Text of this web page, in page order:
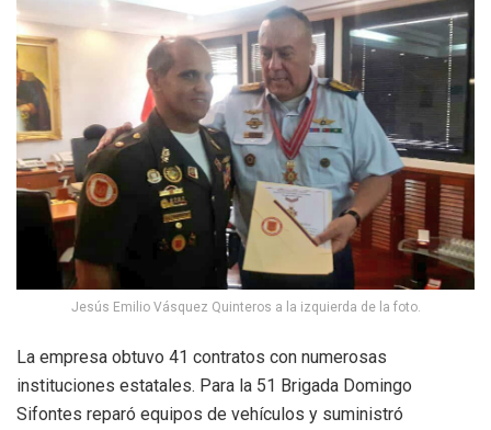
Jesús Emilio Vásquez Quinteros a la izquierda de la foto.
La empresa obtuvo 41 contratos con numerosas
instituciones estatales. Para la 51 Brigada Domingo
Sifontes reparó equipos de vehículos y suministró